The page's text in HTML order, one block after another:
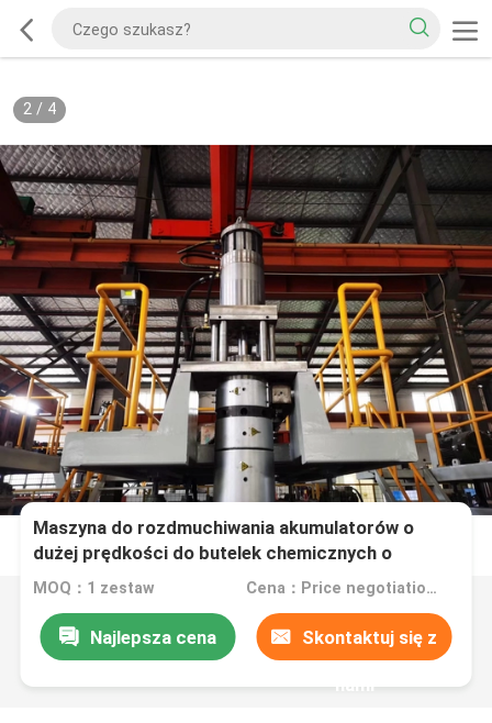
2/ 4
Maszyna do rozdmuchiwania akumulatorów o
dużej prędkości do butelek chemicznych o
pojemności 20 l - 50 l
MOQ：1 zestaw Cena：Price negotiation.
Najlepsza cena Skontaktuj się z
nami